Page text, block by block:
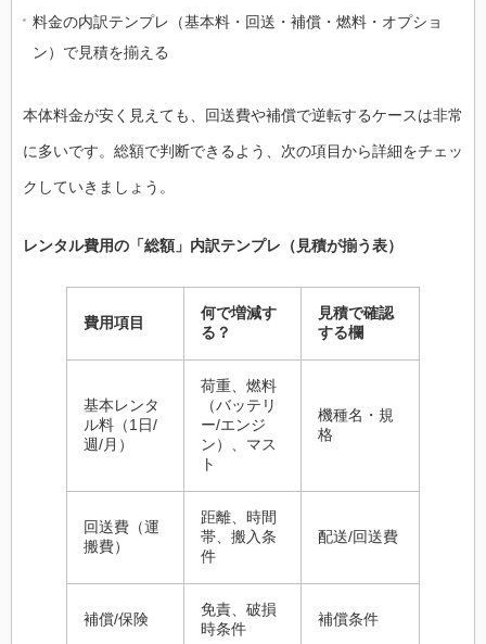
料金の内訳テンプレ（基本料・回送・補償・燃料・オプショ
ン）で見積を揃える
本体料金が安く見えても、回送費や補償で逆転するケースは非常
に多いです。総額で判断できるよう、次の項目から詳細をチェッ
クしていきましょう。
レンタル費用の「総額」内訳テンプレ（見積が揃う表）
費用項目
何で増減す
る？
見積で確認
する欄
基本レンタ
ル料（1日/
週/月）
荷重、燃料
（バッテリ
ー/エンジ
ン）、マス
ト
機種名・規
格
回送費（運
搬費）
距離、時間
帯、搬入条
件
配送/回送費
補償/保険
免責、破損
時条件
補償条件